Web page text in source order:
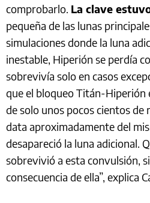
comprobarlo. La clave
pequeña de las lunas
simulaciones donde la luna
inestable, Hiperión se perdía
sobrevivía solo en casos
que el bloqueo Titán-Hiperión
de solo unos pocos cientos de
data aproximadamente del
desapareció la luna adicional.
sobrevivió a esta convulsión,
consecuencia de ella”, explica